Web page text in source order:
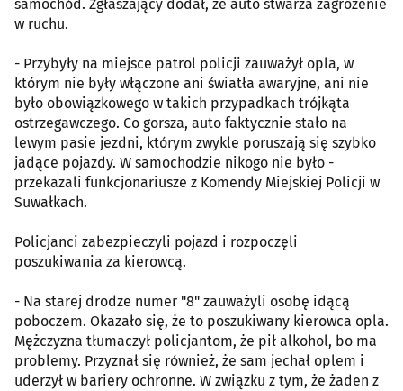
samochód. Zgłaszający dodał, że auto stwarza zagrożenie
w ruchu.
- Przybyły na miejsce patrol policji zauważył opla, w
którym nie były włączone ani światła awaryjne, ani nie
było obowiązkowego w takich przypadkach trójkąta
ostrzegawczego. Co gorsza, auto faktycznie stało na
lewym pasie jezdni, którym zwykle poruszają się szybko
jadące pojazdy. W samochodzie nikogo nie było -
przekazali funkcjonariusze z Komendy Miejskiej Policji w
Suwałkach.
Policjanci zabezpieczyli pojazd i rozpoczęli
poszukiwania za kierowcą.
- Na starej drodze numer "8" zauważyli osobę idącą
poboczem. Okazało się, że to poszukiwany kierowca opla.
Mężczyzna tłumaczył policjantom, że pił alkohol, bo ma
problemy. Przyznał się również, że sam jechał oplem i
uderzył w bariery ochronne. W związku z tym, że żaden z